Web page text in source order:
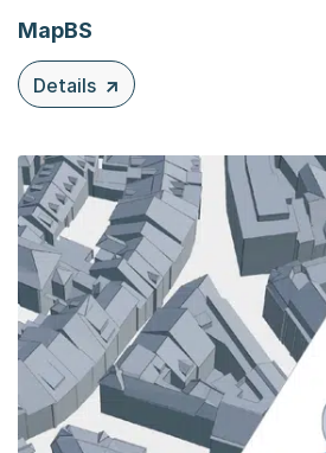
MapBS
Details
zu diesem Inhalt: MapBS